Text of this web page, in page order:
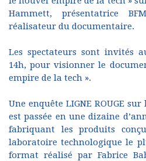
Hammett, présentatrice
réalisateur du documentaire.
Les spectateurs sont invités
14h, pour visionner le
empire de la tech ».
Une enquête LIGNE ROUGE
est passée en une dizaine
fabriquant les produits
laboratoire technologique le
format réalisé par Fabrice